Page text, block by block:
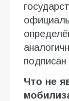
Что не